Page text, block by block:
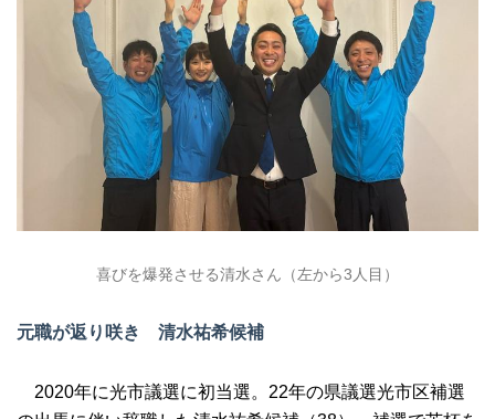
喜びを爆発させる清水さん（左から3人目）
元職が返り咲き 清水祐希候補
2020年に光市議選に初当選。22年の県議選光市区補選